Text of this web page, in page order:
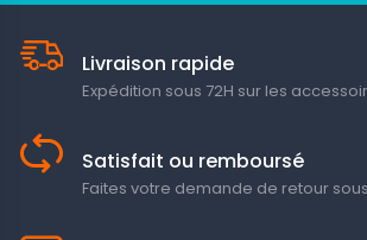
Livraison rapide
Expédition sous 72H sur les
Satisfait ou remboursé
Faites votre demande de retour